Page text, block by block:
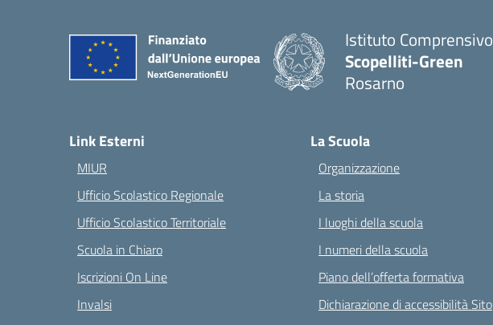
Istituto Comprensivo
Scopelliti-Green
Rosarno
Link Esterni
MIUR
Ufficio Scolastico Regionale
Ufficio Scolastico Territoriale
Scuola in Chiaro
Iscrizioni On Line
Invalsi
La Scuola
Organizzazione
La storia
I luoghi della scuola
I numeri della scuola
Piano dell’offerta formativa
Dichiarazione di accessibilità Sito